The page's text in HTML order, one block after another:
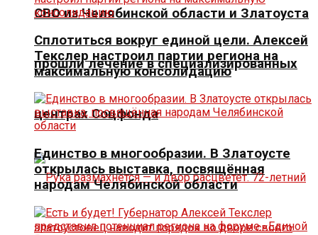
СВО из Челябинской области и Златоуста
прошли лечение в специализированных
центрах Соцфонда
Сплотиться вокруг единой цели. Алексей
Текслер настроил партии региона на
максимальную консолидацию
Единство в многообразии. В Златоусте
открылась выставка, посвящённая
народам Челябинской области